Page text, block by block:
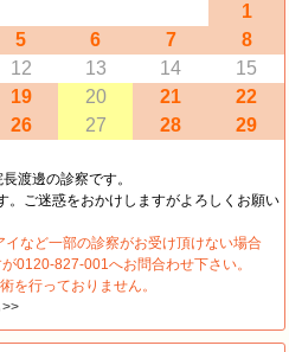
1
5 6 7
8
12 13 14
15
19 20 21
22
26 27 28
29
渡邊の診察です。
。ご迷惑をおかけしますがよろしくお願い
など一部の診察がお受け頂けない場合
0120-827-001へお問合わせ下さい。
を行っておりません。